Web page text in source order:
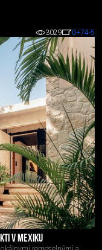
3029 0+74-5
V MEXIKU